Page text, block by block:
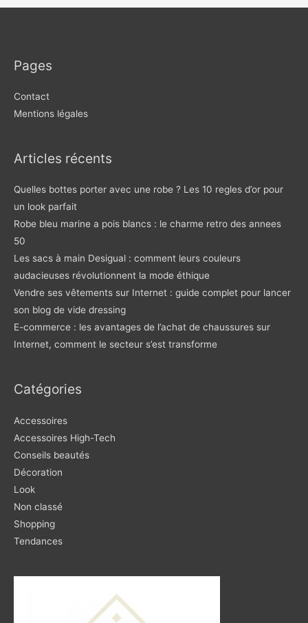
Pages
Contact
Mentions légales
Articles récents
Quelles bottes porter avec une robe ? Les 10 regles d’or pour
un look parfait
Robe bleu marine a pois blancs : le charme retro des annees
50
Les sacs à main Desigual : comment leurs couleurs
audacieuses révolutionnent la mode éthique
Vendre ses vêtements sur Internet : guide complet pour lancer
son blog de vide dressing
E-commerce : les avantages de l’achat de chaussures sur
Internet, comment le secteur s’est transforme
Catégories
Accessoires
Accessoires High-Tech
Conseils beautés
Décoration
Look
Non classé
Shopping
Tendances